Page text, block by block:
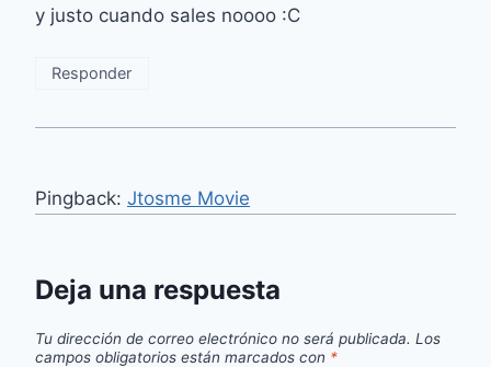
y justo cuando sales noooo :C
Responder
Pingback: Jtosme Movie
Deja una respuesta
Tu dirección de correo electrónico no será publicada. Los
campos obligatorios están marcados con *